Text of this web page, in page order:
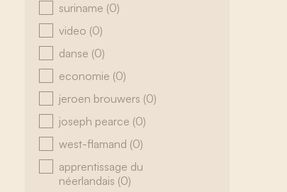
suriname (0)
video (0)
danse (0)
economie (0)
jeroen brouwers (0)
joseph pearce (0)
west-flamand (0)
apprentissage du
néerlandais (0)